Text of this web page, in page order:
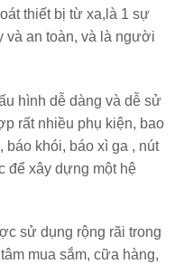
thiết bị từ xa,là 1 sự
và an toàn, và là người
hình dễ dàng và dễ sử
rất nhiều phụ kiện, bao
báo khói, báo xì ga , nút
để xây dựng một hệ
sử dụng rộng rãi trong
mua sắm, cữa hàng,